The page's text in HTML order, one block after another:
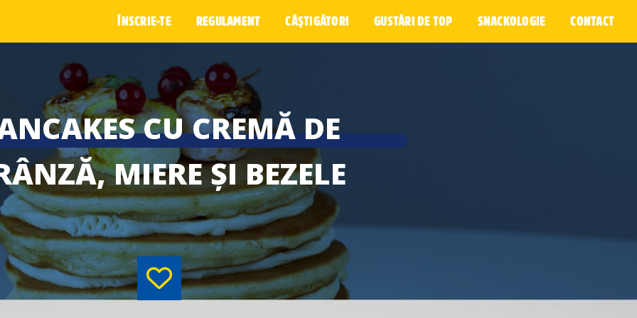
ÎNSCRIE-TE REGULAMENT CÂȘTIGĂTORI GUSTĂRI DE TOP SNACKOLOGIE CONTACT
CU CREMĂ DE
MIERE ȘI BEZELE